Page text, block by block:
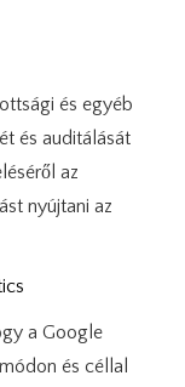
és egyéb
és auditálását
az
nyújtani az
a Google
és céllal